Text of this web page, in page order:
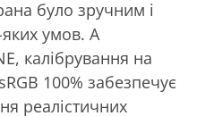
було зручним і
умов. А
калібрування на
100% забезпечує
реалістичних